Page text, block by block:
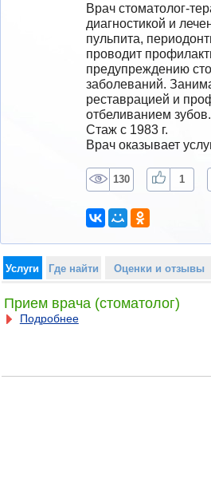
Врач стоматолог-
диагностикой и
пульпита,
проводит
предупреждению
заболеваний.
реставрацией и
отбеливанием зубов.
Стаж с 1983 г.
Врач оказывает
130 1
Услуги Где найти Оценки и отзывы
Прием врача (стоматолог)
Подробнее